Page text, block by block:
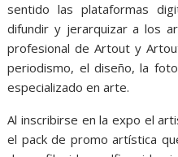
sentido las plataformas
difundir y jerarquizar a los
profesional de Artout y
periodismo, el diseño, la
especializado en arte.
Al inscribirse en la expo el
el pack de promo artística